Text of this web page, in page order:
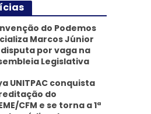
do Podemos
Marcos Júnior
por vaga na
Legislativa
UNITPAC conquista
do
CFM e se torna a 1ª